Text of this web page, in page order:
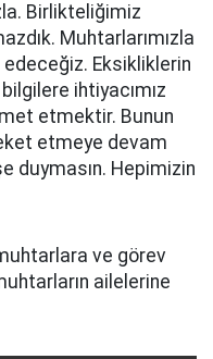
Birlikteliğimiz
Muhtarlarımızla
Eksikliklerin
ihtiyacımız
etmektir. Bunun
etmeye devam
duymasın. Hepimizin
ve görev
ailelerine